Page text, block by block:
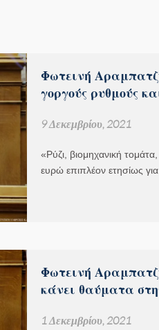
Φωτεινή
γοργούς ρυθμούς
9 Δεκεμβρίου, 2021
«Ρύζι, βιομηχανική
ευρώ επιπλέον ετησίως
Φωτεινή
κάνει θαύματα
1 Δεκεμβρίου, 2021